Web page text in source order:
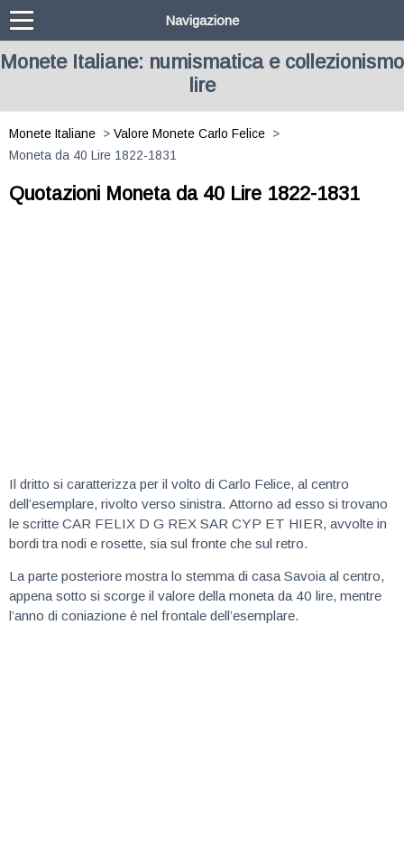
Navigazione
Monete Italiane: numismatica e collezionismo
lire
Monete Italiane
Valore Monete Carlo Felice
Moneta da 40 Lire 1822-1831
Quotazioni Moneta da 40 Lire 1822-1831
Il dritto si caratterizza per il volto di Carlo Felice, al centro
dell’esemplare, rivolto verso sinistra. Attorno ad esso si trovano
le scritte CAR FELIX D G REX SAR CYP ET HIER, avvolte in
bordi tra nodi e rosette, sia sul fronte che sul retro.
La parte posteriore mostra lo stemma di casa Savoia al centro,
appena sotto si scorge il valore della moneta da 40 lire, mentre
l’anno di coniazione è nel frontale dell’esemplare.